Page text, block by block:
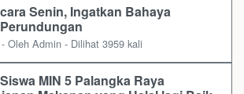
Senin, Ingatkan Bahaya
Oleh Admin - Dilihat 3959 kali
MIN 5 Palangka Raya